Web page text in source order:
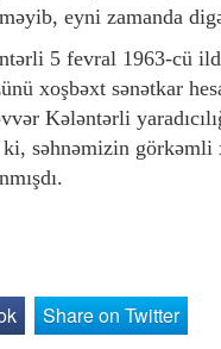
eyni zamanda
5 fevral 1963-cü ildə
xoşbəxt sənətkar
Kələntərli
səhnəmizin görkəmli
Share on Twitter